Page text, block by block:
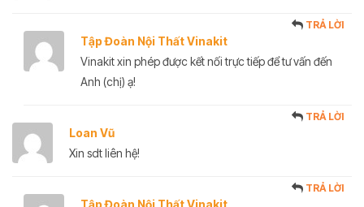
Tập Đoàn Nội Thất Vinakit
TRẢ LỜI
Vinakit xin phép được kết nối trực tiếp để tư vấn đến
Anh (chị) ạ!
Loan Vũ
TRẢ LỜI
Xin sdt liên hệ!
TRẢ LỜI